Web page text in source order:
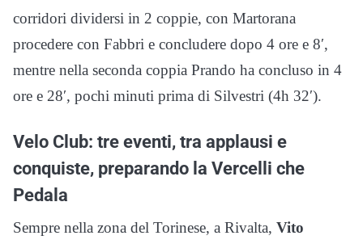
corridori dividersi in 2 coppie, con Martorana
procedere con Fabbri e concludere dopo 4 ore e 8′,
mentre nella seconda coppia Prando ha concluso in 4
ore e 28′, pochi minuti prima di Silvestri (4h 32′).
Velo Club: tre eventi, tra applausi e
conquiste, preparando la Vercelli che
Pedala
Sempre nella zona del Torinese, a Rivalta, Vito